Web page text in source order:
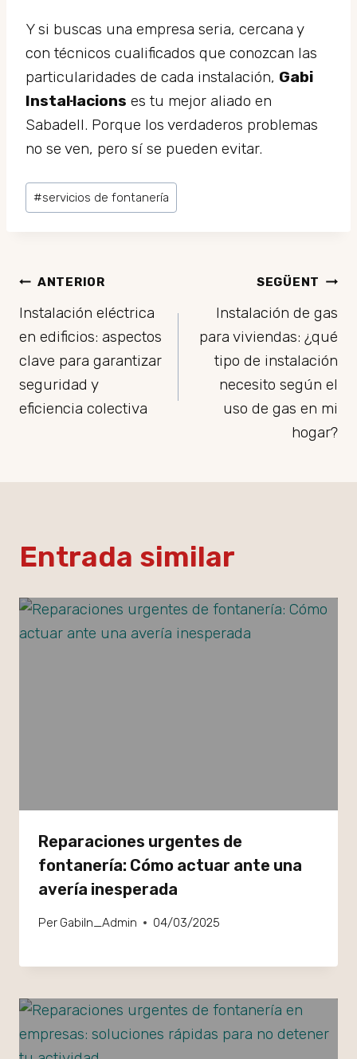
Y si buscas una empresa seria, cercana y
con técnicos cualificados que conozcan las
particularidades de cada instalación, Gabi
Instal·lacions es tu mejor aliado en
Sabadell. Porque los verdaderos problemas
no se ven, pero sí se pueden evitar.
Etiquetes
d'entrada
#servicios de fontanería
Navegació
d'entrades
ANTERIOR
Instalación eléctrica
en edificios: aspectos
clave para garantizar
seguridad y
eficiencia colectiva
SEGÜENT
Instalación de gas
para viviendas: ¿qué
tipo de instalación
necesito según el
uso de gas en mi
hogar?
Entrada similar
Reparaciones urgentes de
fontanería: Cómo actuar ante una
avería inesperada
Per GabiIn_Admin 04/03/2025